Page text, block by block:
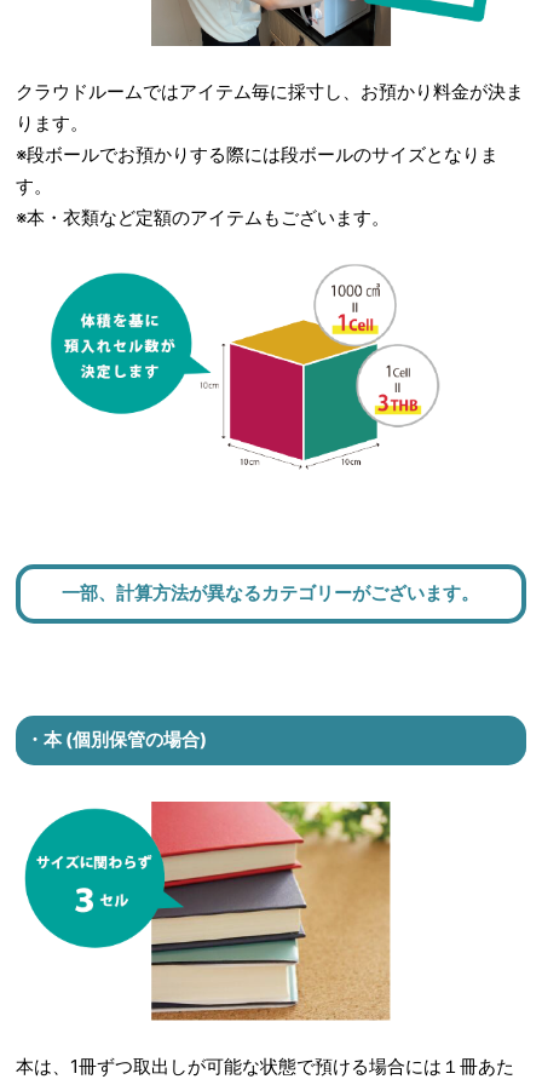
クラウドルームではアイテム毎に採寸し、お預かり料金が決ま
ります。
※段ボールでお預かりする際には段ボールのサイズとなりま
す。
※本・衣類など定額のアイテムもございます。
一部、計算方法が異なるカテゴリーがございます。
・本 (個別保管の場合)
本は、1冊ずつ取出しが可能な状態で預ける場合には１冊あた